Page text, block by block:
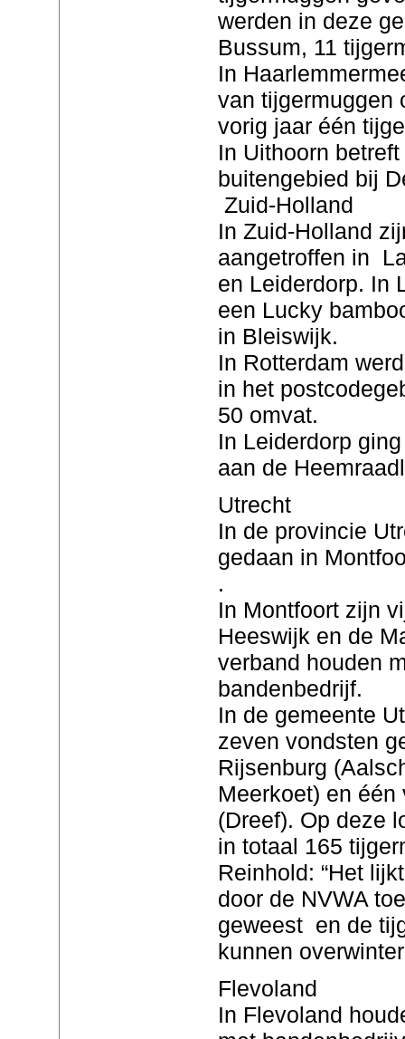
werden in deze
Bussum, 11
In
van tijgermuggen
vorig jaar één
In Uithoorn
buitengebied bij
Zuid-Holland
In Zuid-Holland
aangetroffen in
en Leiderdorp. In
een Lucky
in Bleiswijk.
In Rotterdam
in het
50 omvat.
In Leiderdorp
aan de
Utrecht
In de provincie
gedaan in
.
In Montfoort zijn
Heeswijk en de
verband houden
bandenbedrijf.
In de gemeente
zeven vondsten
Rijsenburg
Meerkoet) en
(Dreef). Op deze
in totaal 165
Reinhold: “Het
door de NVWA
geweest en de
kunnen
Flevoland
In Flevoland